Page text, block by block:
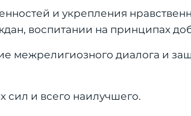
и укрепления
воспитании на принципах
межрелигиозного диалога и
и всего наилучшего.